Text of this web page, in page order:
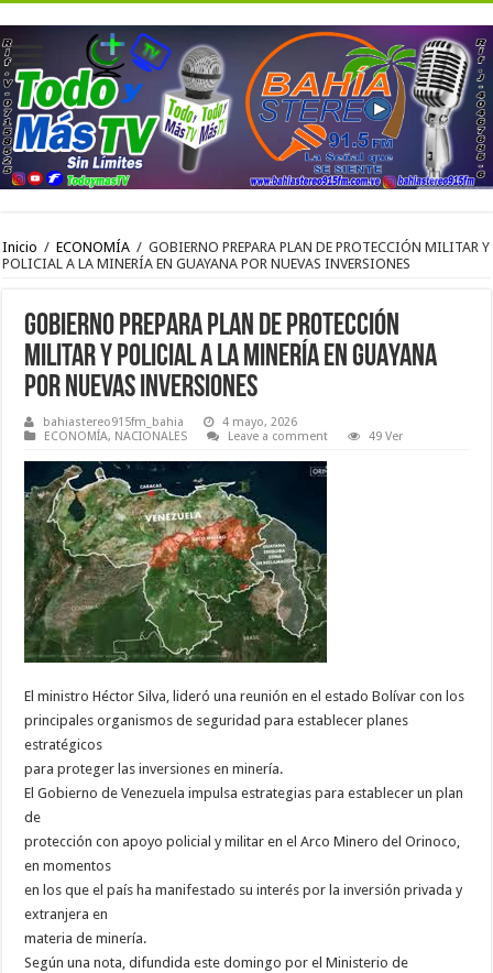
Inicio / ECONOMÍA / GOBIERNO PREPARA PLAN DE PROTECCIÓN MILITAR Y
POLICIAL A LA MINERÍA EN GUAYANA POR NUEVAS INVERSIONES
GOBIERNO PREPARA PLAN DE PROTECCIÓN
MILITAR Y POLICIAL A LA MINERÍA EN GUAYANA
POR NUEVAS INVERSIONES
bahiastereo915fm_bahia
4 mayo, 2026
ECONOMÍA, NACIONALES Leave a comment 49 Ver
El ministro Héctor Silva, lideró una reunión en el estado Bolívar con los
principales organismos de seguridad para establecer planes
estratégicos
para proteger las inversiones en minería.
El Gobierno de Venezuela impulsa estrategias para establecer un plan
de
protección con apoyo policial y militar en el Arco Minero del Orinoco,
en momentos
en los que el país ha manifestado su interés por la inversión privada y
extranjera en
materia de minería.
Según una nota, difundida este domingo por el Ministerio de